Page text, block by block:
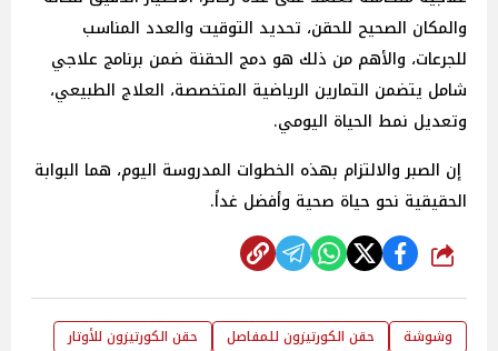
والمكان الصحيح للحقن، تحديد التوقيت والعدد المناسب
للجرعات، والأهم من ذلك هو دمج الحقنة ضمن برنامج علاجي
شامل يتضمن التمارين الرياضية المتخصصة، العلاج الطبيعي،
وتعديل نمط الحياة اليومي.
إن الصبر والالتزام بهذه الخطوات المدروسة اليوم، هما البوابة
الحقيقية نحو حياة صحية وأفضل غداً.
شارك
وشوشة حقن الكورتيزون للمفاصل
حقن الكورتيزون للأوتار